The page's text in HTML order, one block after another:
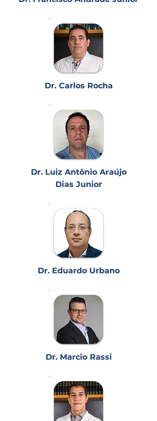
Dr. Carlos Rocha
Dr. Luiz Antônio Araújo
Dias Junior
Dr. Eduardo Urbano
Dr. Marcio Rassi